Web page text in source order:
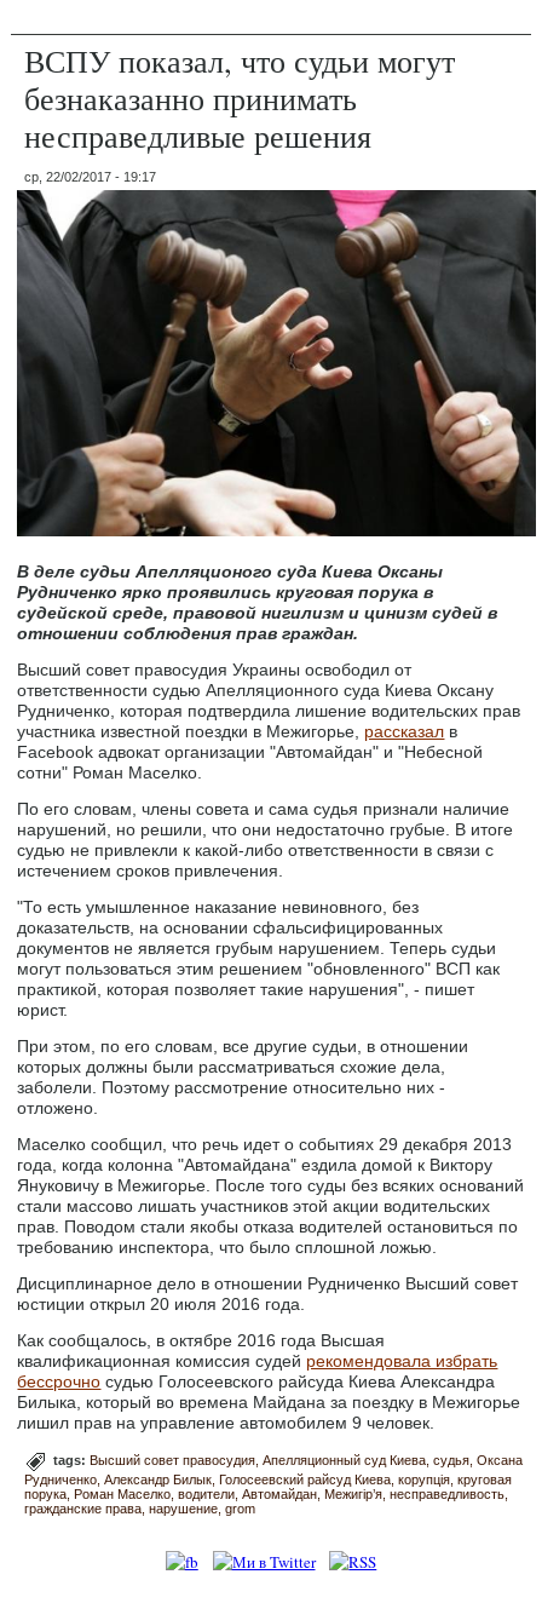
ВСПУ показал, что судьи могут
безнаказанно принимать
несправедливые решения
ср, 22/02/2017 - 19:17
В деле судьи Апелляционого суда Киева Оксаны
Рудниченко ярко проявились круговая порука в
судейской среде, правовой нигилизм и цинизм судей в
отношении соблюдения прав граждан.
Высший совет правосудия Украины освободил от
ответственности судью Апелляционного суда Киева Оксану
Рудниченко, которая подтвердила лишение водительских прав
участника известной поездки в Межигорье, рассказал в
Facebook адвокат организации "Автомайдан" и "Небесной
сотни" Роман Маселко.
По его словам, члены совета и сама судья признали наличие
нарушений, но решили, что они недостаточно грубые. В итоге
судью не привлекли к какой-либо ответственности в связи с
истечением сроков привлечения.
"То есть умышленное наказание невиновного, без
доказательств, на основании сфальсифицированных
документов не является грубым нарушением. Теперь судьи
могут пользоваться этим решением "обновленного" ВСП как
практикой, которая позволяет такие нарушения", - пишет
юрист.
При этом, по его словам, все другие судьи, в отношении
которых должны были рассматриваться схожие дела,
заболели. Поэтому рассмотрение относительно них -
отложено.
Маселко сообщил, что речь идет о событиях 29 декабря 2013
года, когда колонна "Автомайдана" ездила домой к Виктору
Януковичу в Межигорье. После того суды без всяких оснований
стали массово лишать участников этой акции водительских
прав. Поводом стали якобы отказа водителей остановиться по
требованию инспектора, что было сплошной ложью.
Дисциплинарное дело в отношении Рудниченко Высший совет
юстиции открыл 20 июля 2016 года.
Как сообщалось, в октябре 2016 года Высшая
квалификационная комиссия судей рекомендовала избрать
бессрочно судью Голосеевского райсуда Киева Александра
Билыка, который во времена Майдана за поездку в Межигорье
лишил прав на управление автомобилем 9 человек.
tags: Высший совет правосудия Апелляционный суд Киева судья Оксана
Рудниченко Александр Билык Голосеевский райсуд Киева корупція круговая
порука
Роман Маселко водители Автомайдан Межигір’я несправедливость
гражданские права нарушение grom